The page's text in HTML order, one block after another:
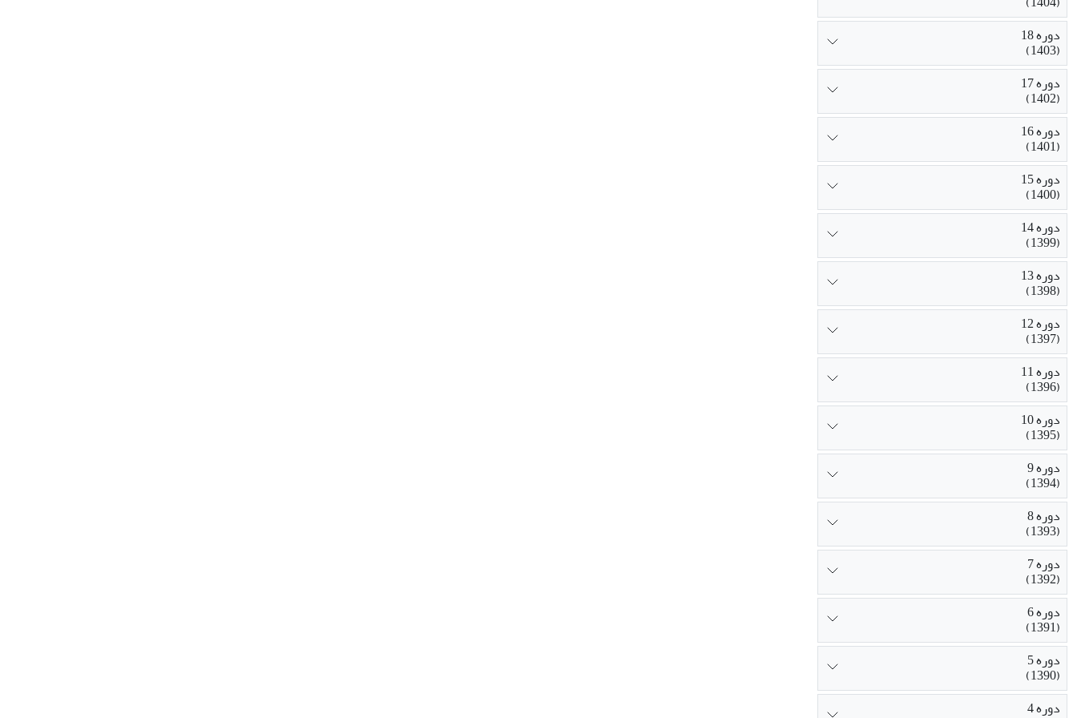
دوره 18
(1403)
دوره 17
(1402)
دوره 16
(1401)
دوره 15
(1400)
دوره 14
(1399)
دوره 13
(1398)
دوره 12
(1397)
دوره 11
(1396)
دوره 10
(1395)
دوره 9
(1394)
دوره 8
(1393)
دوره 7
(1392)
دوره 6
(1391)
دوره 5
(1390)
دوره 4